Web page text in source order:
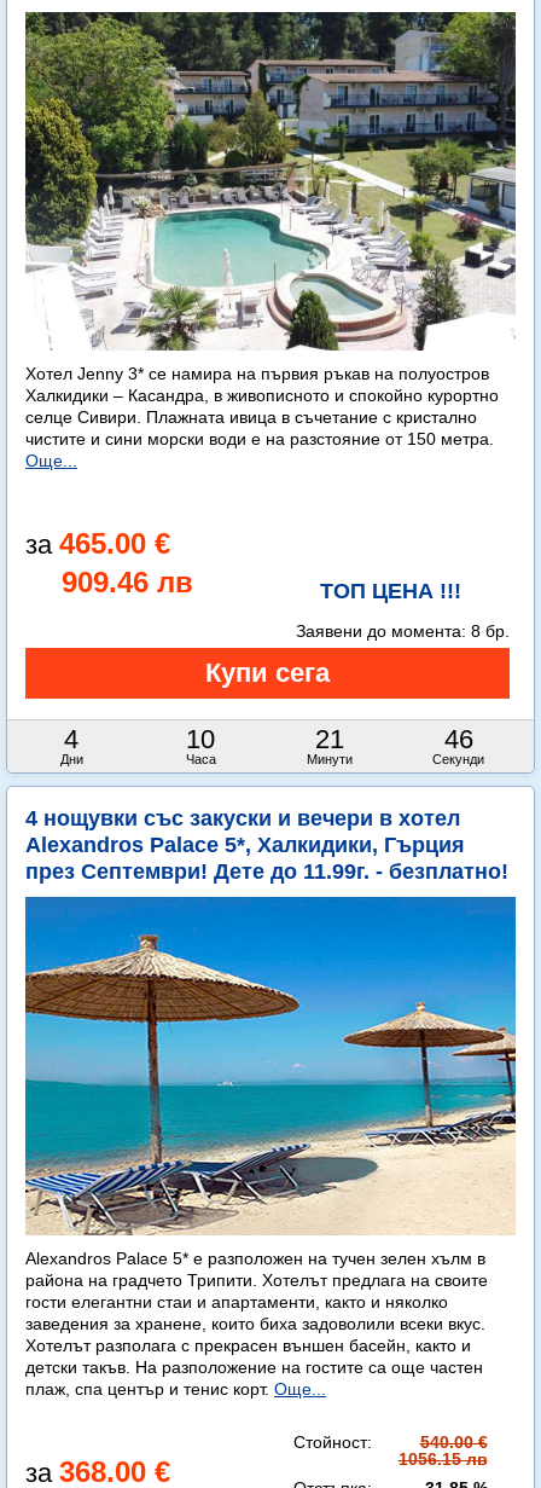
Хотел Jenny 3* се намира на първия ръкав на полуостров
Халкидики – Касандра, в живописното и спокойно курортно
селце Сивири. Плажната ивица в съчетание с кристално
чистите и сини морски води е на разстояние от 150 метра.
Още...
465.00 €
909.46 лв
ТОП ЦЕНА !!!
4
Дни
10
Часа
21
Минути
45
Секунди
Заявени до момента: 8 бр.
4 нощувки със закуски и вечери в хотел
Alexandros Palace 5*, Халкидики, Гърция
през Септември! Дете до 11.99г. - безплатно!
Alexandros Palace 5* e разположен на тучен зелен хълм в
района на градчето Трипити. Хотелът предлага на своите
гости елегантни стаи и апартаменти, както и няколко
заведения за хранене, които биха задоволили всеки вкус.
Хотелът разполага с прекрасен външен басейн, както и
детски такъв. На разположение на гостите са още частен
плаж, спа център и тенис корт. Още...
368.00 €
Стойност:
540.00 €
1056.15 лв